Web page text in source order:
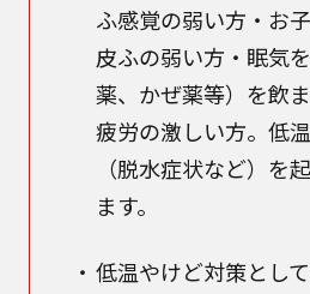
ふ感覚の弱い方・お
皮ふの弱い方・眠気
薬、かぜ薬等）を飲
疲労の激しい方。低
（脱水症状など）を
ます。
低温やけど対策とし